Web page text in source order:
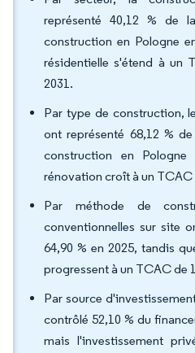
représenté 40,12 % de
construction en Pologne
résidentielle s'étend à un
2031.
Par type de construction,
ont représenté 68,12 %
construction en
rénovation croît à un TCAC
Par méthode de
conventionnelles sur site
64,90 % en 2025, tandis
progressent à un TCAC de
Par source
contrôlé 52,10 % du
mais l'investissement